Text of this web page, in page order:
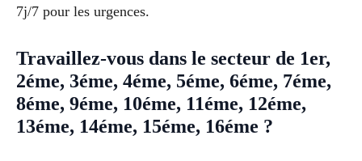
7j/7 pour les urgences.
Travaillez-vous dans le secteur de 1er,
2éme, 3éme, 4éme, 5éme, 6éme, 7éme,
8éme, 9éme, 10éme, 11éme, 12éme,
13éme, 14éme, 15éme, 16éme ?